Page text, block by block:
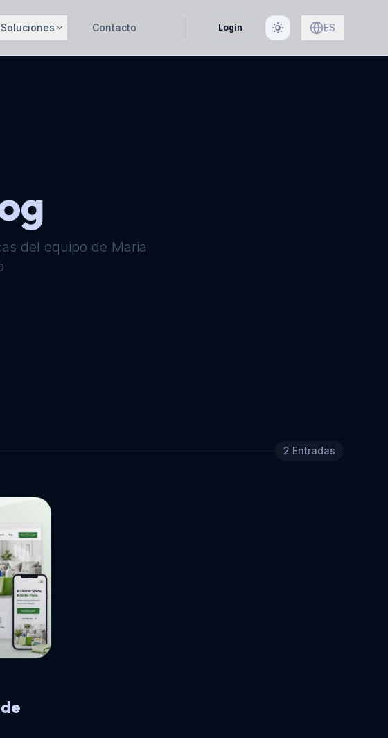
Soluciones Contacto Login ES
del equipo de Maria
2 Entradas